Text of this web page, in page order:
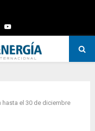
Youtube
hasta el 30 de diciembre